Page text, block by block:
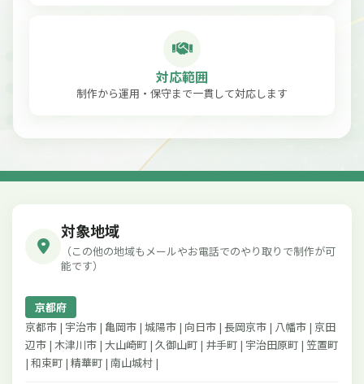
対応範囲
制作から運用・保守まで一貫して対応します
対象地域
（この他の地域もメールやお電話でのやり取りで制作が可
能です）
京都府
京都市 | 宇治市 | 亀岡市 | 城陽市 | 向日市 | 長岡京市 | 八幡市 | 京田
辺市 | 木津川市 | 大山崎町 | 久御山町 | 井手町 | 宇治田原町 | 笠置町
| 和束町 | 精華町 | 南山城村 |